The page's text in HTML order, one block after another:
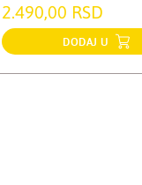
2.490,00 RSD
DODAJ U